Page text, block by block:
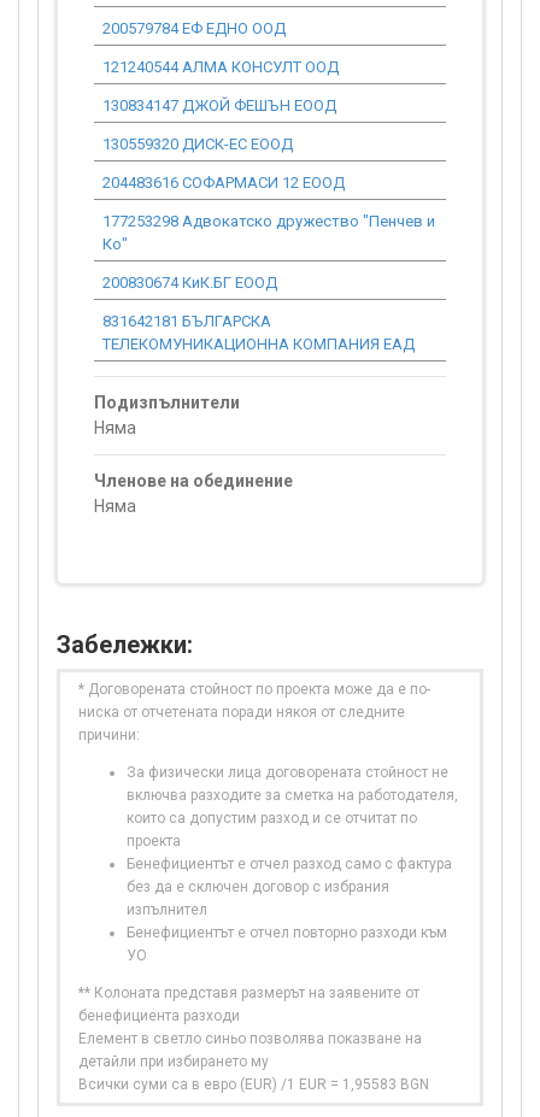
200579784 ЕФ ЕДНО ООД
121240544 АЛМА КОНСУЛТ ООД
130834147 ДЖОЙ ФЕШЪН ЕООД
130559320 ДИСК-ЕС ЕООД
204483616 СОФАРМАСИ 12 ЕООД
177253298 Адвокатско дружество "Пенчев и
Ко"
200830674 КиК.БГ ЕООД
831642181 БЪЛГАРСКА
ТЕЛЕКОМУНИКАЦИОННА КОМПАНИЯ ЕАД
Подизпълнители
Няма
Членове на обединение
Няма
Забележки:
* Договорената стойност по проекта може да е по-
ниска от отчетената поради някоя от следните
причини:
За физически лица договорената стойност не
включва разходите за сметка на работодателя,
които са допустим разход и се отчитат по
проекта
Бенефициентът е отчел разход само с фактура
без да е сключен договор с избрания
изпълнител
Бенефициентът е отчел повторно разходи към
УО
** Колоната представя размерът на заявените от
бенефициента разходи
Елемент в светло синьо позволява показване на
детайли при избирането му
Всички суми са в евро (EUR) /1 EUR = 1,95583 BGN